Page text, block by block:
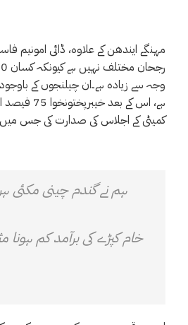
کمیٹی کے اجلاس کی صدارت کی جس میں
ہم نے گندم چینی مکئی
خام کپڑے کی برآمد کم